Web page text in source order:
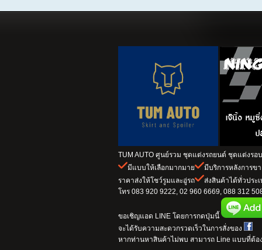
TUM AUTO ศูนย์รวม ชุดแต่งรถยนต์ ชุดแต่งรอ
มีแบบให้เลือกมากมาย
มีบริการหลังการข
ราคาส่งให้โชว์รูมและอู่รถ
ส่งสินค้าได้ทั่วประ
โทร 083 920 9222, 02 960 6669, 088 312
ขอเชิญแอด LINE โดยการกดปุ่มนี้
จะได้รับความสะดวกรวดเร็วในการสั่งของ
หากท่านหาสินค้าไม่พบ สามารถ Line แบบที่ต้อ